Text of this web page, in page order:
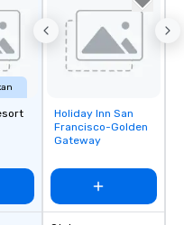
Removed from
favorites
Holiday Inn San
Francisco-Golden
Gateway